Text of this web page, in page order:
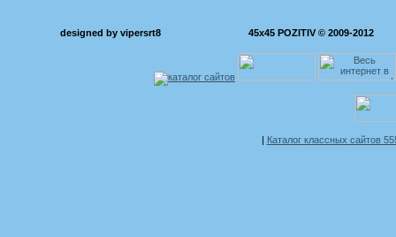
designed by vipersrt8 45x45 POZITIV © 2009-2012
Каталог классных сайтов